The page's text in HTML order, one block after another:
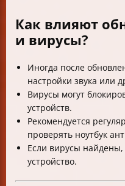
Как влияют
и вирусы?
Иногда после
настройки звука или
Вирусы могут
устройств.
Рекомендуется
проверять ноутбук
Если вирусы найдены,
устройство.